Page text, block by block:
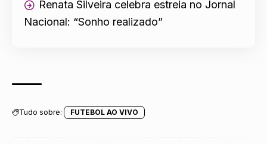
Renata Silveira celebra estreia no Jornal
Nacional: “Sonho realizado”
Tudo sobre: FUTEBOL AO VIVO